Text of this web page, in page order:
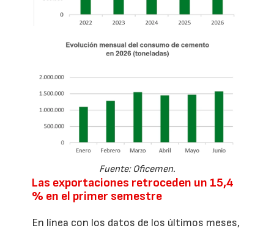
Fuente: Oficemen.
Las exportaciones retroceden un 15,4
% en el primer semestre
En línea con los datos de los últimos meses,